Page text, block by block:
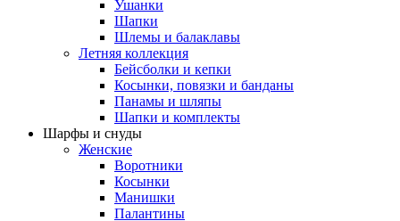
Ушанки
Шапки
Шлемы и балаклавы
Летняя коллекция
Бейсболки и кепки
Косынки, повязки и банданы
Панамы и шляпы
Шапки и комплекты
Шарфы и снуды
Женские
Воротники
Косынки
Манишки
Палантины